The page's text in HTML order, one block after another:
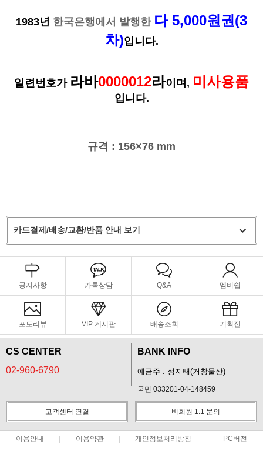
1983년 한국은행에서 발행한 다 5,000원권(3
차)입니다.
일련번호가 라바0000012라이며, 미사용품
입니다.
규격 : 156×76 mm
카드결제/배송/교환/반품 안내 보기
공지사항 카톡상담 Q&A 멤버쉽
포토리뷰 VIP 게시판 배송조회 기획전
CS CENTER
02-960-6790
BANK INFO
예금주 : 정지태(거창물산)
국민 033201-04-148459
고객센터 연결 비회원 1:1 문의
이용안내 이용약관 개인정보처리방침 PC버전